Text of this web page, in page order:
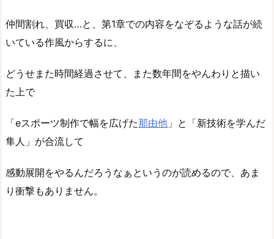
仲間割れ、買収…と、第1章での内容をなぞるような話が続
いている作風からするに、
どうせまた時間経過させて、また数年間をやんわりと描い
た上で
「eスポーツ制作で幅を広げた那由他 」と「新技術を学んだ
隼人」が合流して
感動展開をやるんだろうなぁというのが読めるので、あま
り衝撃もありません。